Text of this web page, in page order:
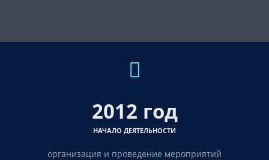
2012 год
НАЧАЛО ДЕЯТЕЛЬНОСТИ
организация и проведение мероприятий